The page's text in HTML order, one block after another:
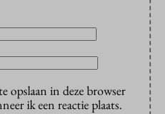
opslaan in deze browser
ik een reactie plaats.